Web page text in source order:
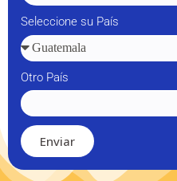
Seleccione su País
Otro País
Enviar